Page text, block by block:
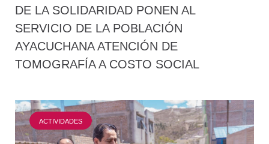
DE LA SOLIDARIDAD PONEN AL
SERVICIO DE LA POBLACIÓN
AYACUCHANA ATENCIÓN DE
TOMOGRAFÍA A COSTO SOCIAL
ACTIVIDADES